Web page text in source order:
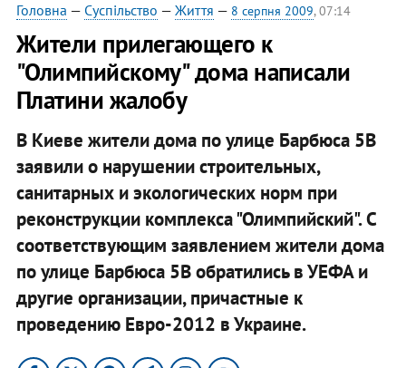
Головна — Суспільство — Життя — 8 серпня 2009, 07:14
Жители прилегающего к
"Олимпийскому" дома написали
Платини жалобу
В Киеве жители дома по улице Барбюса 5В
заявили о нарушении строительных,
санитарных и экологических норм при
реконструкции комплекса "Олимпийский". С
соответствующим заявлением жители дома
по улице Барбюса 5В обратились в УЕФА и
другие организации, причастные к
проведению Евро-2012 в Украине.